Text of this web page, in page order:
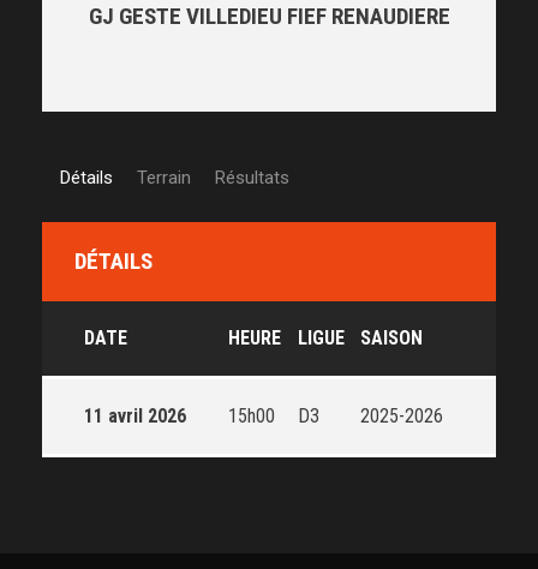
GJ GESTE VILLEDIEU FIEF RENAUDIERE
Détails Terrain Résultats
DÉTAILS
DATE HEURE LIGUE SAISON
11 avril 2026 15h00 D3 2025-2026